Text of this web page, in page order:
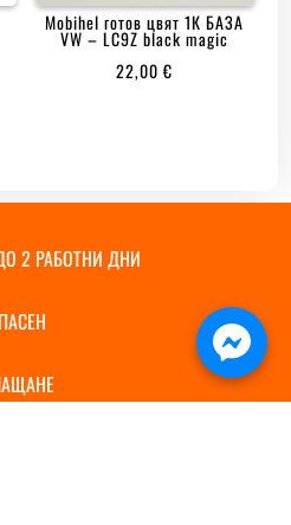
Mobihеl готов цвят 1К БАЗА
VW – LC9Z black magic
22,00€
2 РАБОТНИ ДНИ